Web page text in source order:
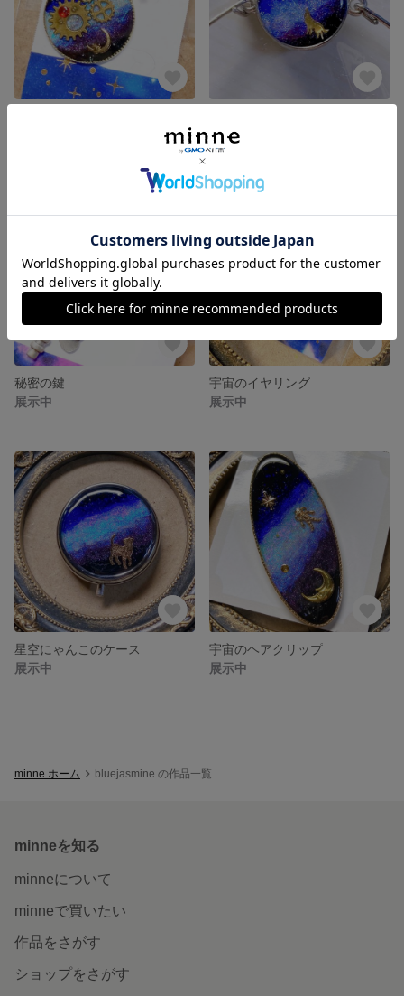
展示中
秘密の鍵
展示中
宇宙のイヤリング
展示中
星空にゃんこのケース
展示中
宇宙のヘアクリップ
展示中
minne ホーム bluejasmine の作品一覧
minneを知る
minneについて
minneで買いたい
作品をさがす
ショップをさがす